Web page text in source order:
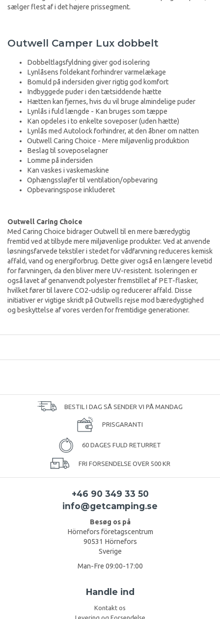
sælger flest af i det højere prissegment.
Outwell Camper Lux dobbelt
Dobbeltlagsfyldning giver god isolering
Lynlåsens foldekant forhindrer varmelækage
Bomuld på indersiden giver rigtig god komfort
Indbyggede puder i den tætsiddende hætte
Hætten kan fjernes, hvis du vil bruge almindelige puder
Lynlås i fuld længde - Kan bruges som tæppe
Kan opdeles i to enkelte soveposer (uden hætte)
Lynlås med Autolock forhindrer, at den åbner om natten
Outwell Caring Choice - Mere miljøvenlig produktion
Beslag til soveposelagner
Lomme på indersiden
Kan vaskes i vaskemaskine
Ophængssløjfer til ventilation/opbevaring
Opbevaringspose inkluderet
Outwell Caring Choice
Med Caring Choice bidrager Outwell til en mere bæredygtig
fremtid ved at tilbyde mere miljøvenlige produkter. Ved at anvende
løsningsfarvede tekstiler i stedet for vådfarvning reduceres kemisk
affald, vand og energiforbrug. Dette giver også en længere levetid
for farvningen, da den bliver mere UV-resistent. Isoleringen er
også lavet af genanvendt polyester fremstillet af PET-flasker,
hvilket fører til lavere CO2-udslip og reducerer affald. Disse
initiativer er vigtige skridt på Outwells rejse mod bæredygtighed
og beskyttelse af vores verden for fremtidige generationer.
BESTIL I DAG SÅ SENDER VI PÅ MANDAG
PRISGARANTI
60 DAGES FULD RETURRET
FRI FORSENDELSE OVER 500 KR
+46 90 349 33 50
info@getcamping.se
Besøg os på
Hörnefors företagscentrum
90531 Hörnefors
Sverige
Man-Fre 09:00-17:00
Handle ind
Kontakt os
Levering og Forsendelse